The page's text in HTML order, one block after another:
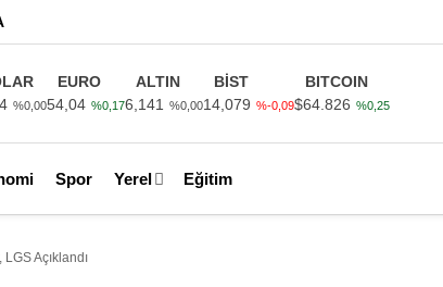
%0,00
EURO
54,04 %0,17
ALTIN
6,141
%0,00
BİST
14,079 %-0,09
BITCOIN
$64.826 %0,25
Spor Yerel Eğitim
Açıklandı